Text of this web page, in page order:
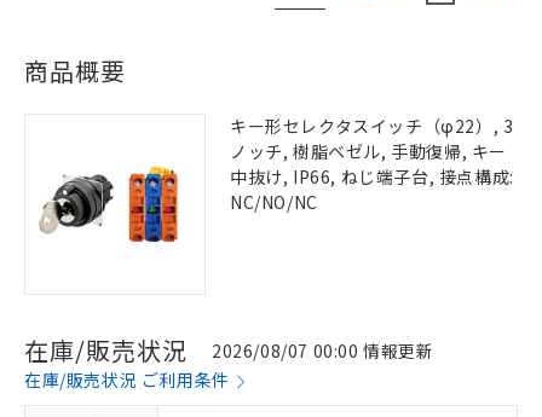
商品概要
キー形セレクタスイッチ（φ22）, 3
ノッチ, 樹脂ベゼル, 手動復帰, キー
中抜け, IP66, ねじ端子台, 接点構成:
NC/NO/NC
在庫/販売状況
2026/08/07 00:00 情報更新
在庫/販売状況 ご利用条件